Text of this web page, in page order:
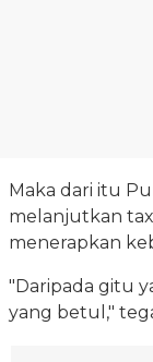
Maka dari itu
melanjutkan
menerapkan
"Daripada gitu
yang betul,"